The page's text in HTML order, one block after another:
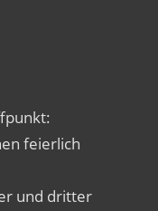
feierlich
und dritter